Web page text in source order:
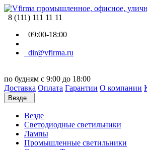
8 (111) 111 11 11
09:00-18:00
dir@vfirma.ru
по будням с 9:00 до 18:00
Доставка Оплата Гарантии О компании
Везде
Везде
Cветодиодные светильники
Лампы
Промышленные светильники